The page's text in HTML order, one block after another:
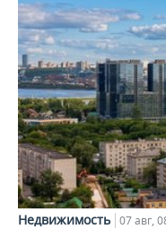
Недвижимость 07 авг,